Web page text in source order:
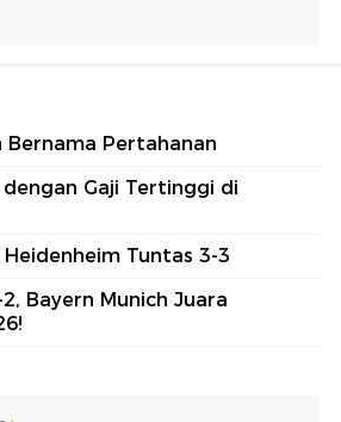
Bernama Pertahanan
Gaji Tertinggi di
Heidenheim Tuntas 3-3
Bayern Munich Juara